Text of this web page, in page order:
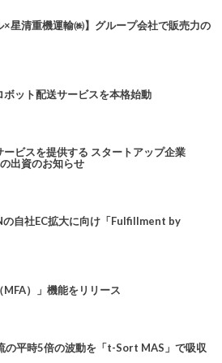
×星清重機運輸㈱】グループ会社で販売力の
ット配送サービスを本格始動
ビスを提供する スタートアップ企業
出資のお知らせ
自社EC拡大に向け「Fulfillment by
）」機能をリリース
の平時5倍の波動を「t-Sort MAS」で吸収